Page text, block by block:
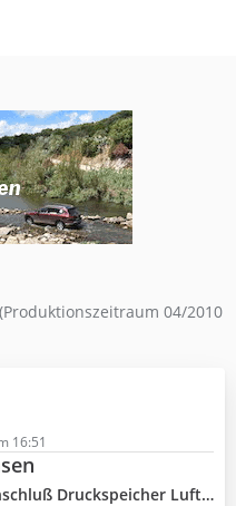
04/2010
16:51
Druckspeicher Luftfahrwerk